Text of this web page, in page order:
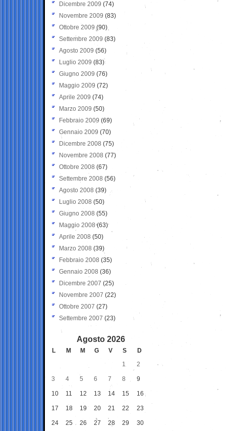
Dicembre 2009 (74)
Novembre 2009 (83)
Ottobre 2009 (90)
Settembre 2009 (83)
Agosto 2009 (56)
Luglio 2009 (83)
Giugno 2009 (76)
Maggio 2009 (72)
Aprile 2009 (74)
Marzo 2009 (50)
Febbraio 2009 (69)
Gennaio 2009 (70)
Dicembre 2008 (75)
Novembre 2008 (77)
Ottobre 2008 (67)
Settembre 2008 (56)
Agosto 2008 (39)
Luglio 2008 (50)
Giugno 2008 (55)
Maggio 2008(63)
Aprile 2008 (50)
Marzo 2008 (39)
Febbraio 2008 (35)
Gennaio 2008 (36)
Dicembre 2007 (25)
Novembre 2007 (22)
Ottobre 2007 (27)
Settembre 2007 (23)
Agosto 2026
L M M G V S
D
1
2
3 4 5 6 7 8 9
10 11 12 13 14 15 16
17 18 19 20 21 22 23
24 25 26 27 28 29 30